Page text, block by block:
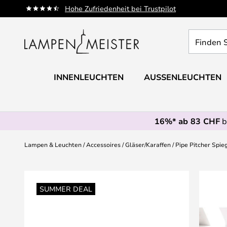
Hohe Zufriedenheit bei Trustpilot
Zum
Inhalt
Sie
Leuchte...
INNENLEUCHTEN AUSSENLEUCHTEN
16%* ab 83 CHF
Lampen & Leuchten Accessoires Gläser/Karaffen Pipe Pitcher
SUMMER DEAL
Ende